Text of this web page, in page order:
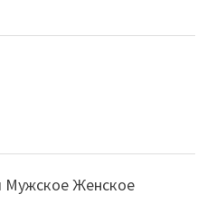
Мужское Женское